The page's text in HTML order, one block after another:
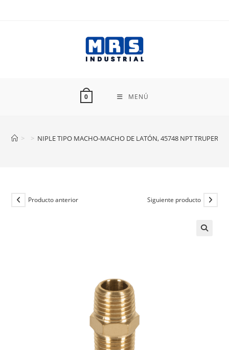
0 MENÚ
> > NIPLE TIPO MACHO-MACHO DE LATÓN, 45748 NPT TRUPER
Producto anterior Siguiente producto